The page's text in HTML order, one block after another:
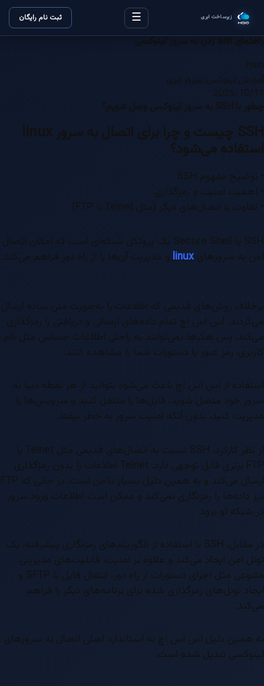
زیرساخت ابری ☰ ثبت نام رایگان
راهنمای ssh زدن به سرور لینوکسی
Haio
آموزش لینوکس,سرور ابری
2025/10/11
چطور با SSH به سرور لینوکسی وصل شویم؟
SSH چیست و چرا برای اتصال به سرور linux
استفاده می‌شود؟
• توضیح مفهوم SSH
• اهمیت امنیت و رمزگذاری
• تفاوت با اتصال‌های دیگر (مثل Telnet یا FTP)
SSH یا Secure Shell یک پروتکل شبکه‌ای است که امکان اتصال
امن به سرورهای linux و مدیریت آن‌ها را از راه دور فراهم می‌کند.
برخلاف روش‌های قدیمی که اطلاعات را به‌صورت متن ساده ارسال
می‌کردند، اس اس اچ تمام داده‌های ارسالی و دریافتی را رمزگذاری
می‌کند، پس هکرها نمی‌توانند به راحتی اطلاعات حساس مثل نام
کاربری، رمز عبور یا دستورات شما را مشاهده کنند.
استفاده از اس اس اچ باعث می‌شود بتوانید از هر نقطه دنیا به
سرور خود متصل شوید، فایل‌ها را منتقل کنید و سرویس‌ها را
مدیریت کنید، بدون آنکه امنیت سرور به خطر بیفتد.
از نظر کارکرد، SSH نسبت به اتصال‌های قدیمی مثل Telnet یا
FTP برتری قابل توجهی دارد. Telnet اطلاعات را بدون رمزگذاری
ارسال می‌کند و به همین دلیل بسیار ناامن است، در حالی که FTP
نیز داده‌ها را رمزنگاری نمی‌کند و ممکن است اطلاعات ورود سرور
در شبکه لو برود.
در مقابل، SSH با استفاده از الگوریتم‌های رمزنگاری پیشرفته، یک
تونل امن ایجاد می‌کند و علاوه بر امنیت، قابلیت‌های مدیریتی
متنوعی مثل اجرای دستورات از راه دور، انتقال فایل با SFTP و
ایجاد تونل‌های رمزگذاری شده برای برنامه‌های دیگر را فراهم
می‌کند.
به همین دلیل اس اس اچ به استاندارد اصلی اتصال به سرورهای
لینوکسی تبدیل شده است.